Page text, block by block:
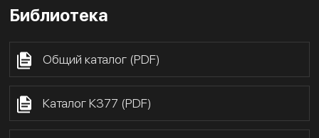
Библиотека
Общий каталог (PDF)
Каталог К377 (PDF)